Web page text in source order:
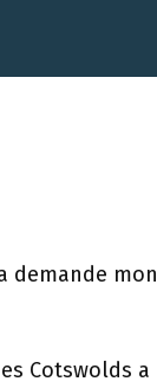
demande
Cotswolds a